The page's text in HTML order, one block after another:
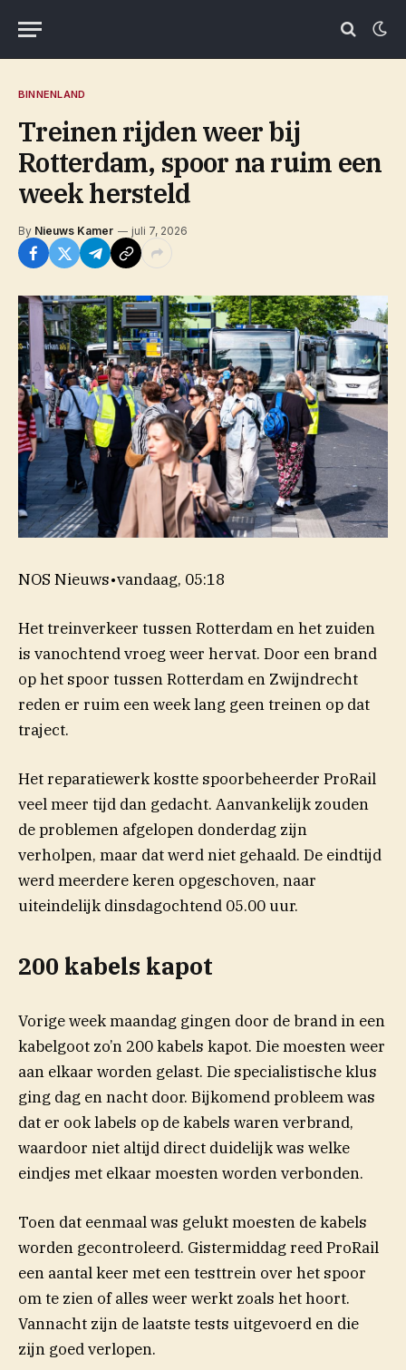
BINNENLAND
Treinen rijden weer bij
Rotterdam, spoor na ruim een
week hersteld
By Nieuws Kamer juli 7, 2026
NOS Nieuws•vandaag, 05:18
Het treinverkeer tussen Rotterdam en het zuiden
is vanochtend vroeg weer hervat. Door een brand
op het spoor tussen Rotterdam en Zwijndrecht
reden er ruim een week lang geen treinen op dat
traject.
Het reparatiewerk kostte spoorbeheerder ProRail
veel meer tijd dan gedacht. Aanvankelijk zouden
de problemen afgelopen donderdag zijn
verholpen, maar dat werd niet gehaald. De eindtijd
werd meerdere keren opgeschoven, naar
uiteindelijk dinsdagochtend 05.00 uur.
200 kabels kapot
Vorige week maandag gingen door de brand in een
kabelgoot zo’n 200 kabels kapot. Die moesten weer
aan elkaar worden gelast. Die specialistische klus
ging dag en nacht door. Bijkomend probleem was
dat er ook labels op de kabels waren verbrand,
waardoor niet altijd direct duidelijk was welke
eindjes met elkaar moesten worden verbonden.
Toen dat eenmaal was gelukt moesten de kabels
worden gecontroleerd. Gistermiddag reed ProRail
een aantal keer met een testtrein over het spoor
om te zien of alles weer werkt zoals het hoort.
Vannacht zijn de laatste tests uitgevoerd en die
zijn goed verlopen.